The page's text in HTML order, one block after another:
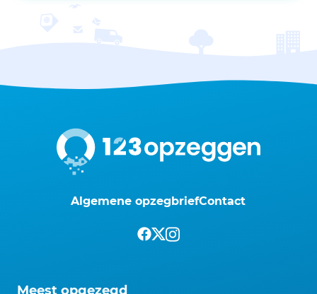
Algemene opzegbriefContact
Meest opgezegd